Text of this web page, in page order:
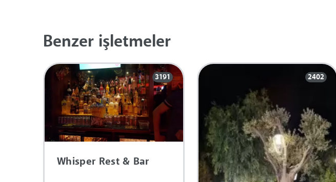
Benzer işletmeler
3191
Whisper Rest & Bar
2402